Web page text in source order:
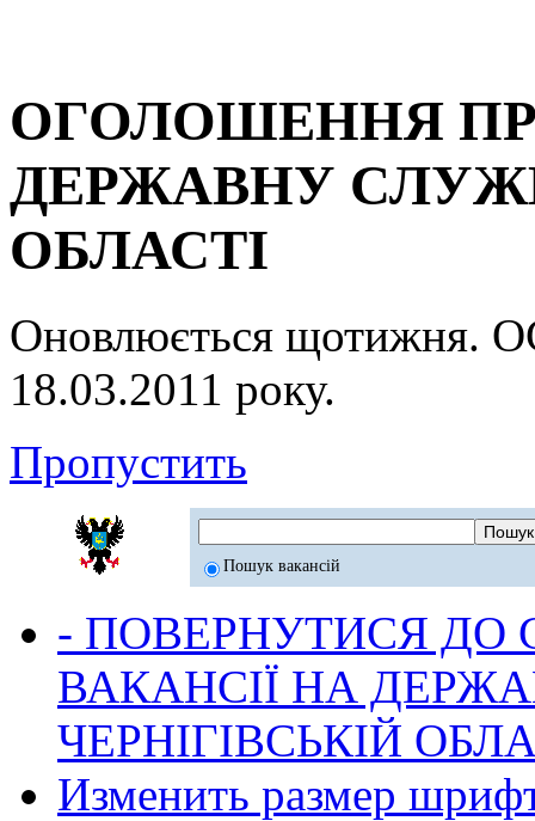
ОГОЛОШЕННЯ
ДЕРЖАВНУ
ОБЛАСТІ
Оновлюється
18.03.2011 року.
Пропустить
Пошук вакансій
- ПОВЕРНУТИСЯ ДО
ВАКАНСІЇ НА
ЧЕРНІГІВСЬКІЙ
Изменить размер